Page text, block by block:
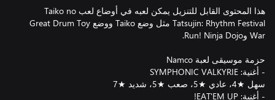
هذا المحتوى القابل للتنزيل يمكن لعبه في أوضاع لعب Taiko no
Tatsujin: Rhythm Festival مثل وضع Taiko ووضع Great Drum Toy